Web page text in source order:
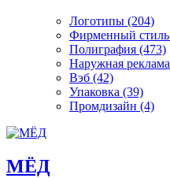
Логотипы (204)
Фирменный стиль
Полиграфия (473)
Наружная реклама
Вэб (42)
Упаковка (39)
Промдизайн (4)
МЁД